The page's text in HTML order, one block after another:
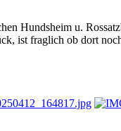
Hundsheim u.
ist fraglich ob dort